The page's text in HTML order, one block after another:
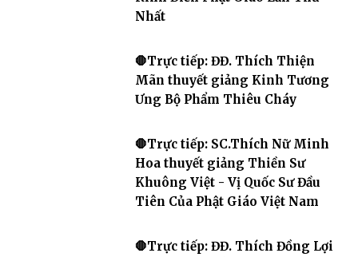
Nhất
🛑Trực tiếp: ĐĐ. Thích Thiện
Mãn thuyết giảng Kinh Tương
Ưng Bộ Phẩm Thiêu Cháy
🛑Trực tiếp: SC.Thích Nữ Minh
Hoa thuyết giảng Thiền Sư
Khuông Việt - Vị Quốc Sư Đầu
Tiên Của Phật Giáo Việt Nam
🛑Trực tiếp: ĐĐ. Thích Đồng Lợi